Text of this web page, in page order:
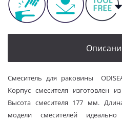
Смеситель для раковины
Корпус смесителя изготовлен
Высота смесителя 177 мм.
модели смесителей